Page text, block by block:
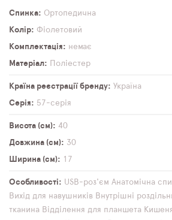
Спинка
Ортопедична
Колір
Фіолетовий
Комплектація
немає
Матеріал
Поліестер
Країна реєстрації бренду
Україна
Серія
57-серія
Висота (см)
40
Довжина (см)
30
Ширина (см)
17
Особливості USB-роз'єм Анатомічна
Вихід для навушників Внутрішні
тканина Відділення для планшета